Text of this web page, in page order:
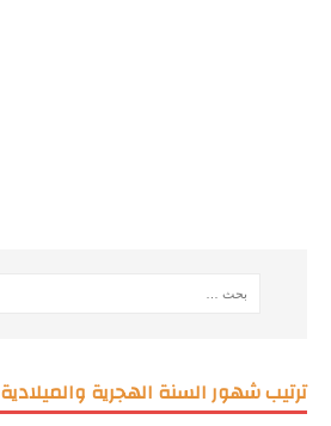
ترتيب شهور السنة الهجرية والميلادية